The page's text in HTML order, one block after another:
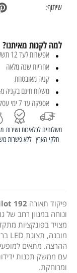
שיתוף:
למה לקנות מאיתנו?
אפשרות לעד 12 תשלומים בכרטיס אשראי
אחריות שנה מלאה
קניה מאובטחת
משלוח חינם בקניה מ-₪350 (למעט משלוחים
אספקה עד 7 ימי עסקים – בכפוף למלאי
משלוחים לכל
חלקי הארץ
איכות ושירות
ללא פשרות
פיקוד תאורה 192
ההרצה. מתאים
עם ממשק תכנות
ומרוחקת.